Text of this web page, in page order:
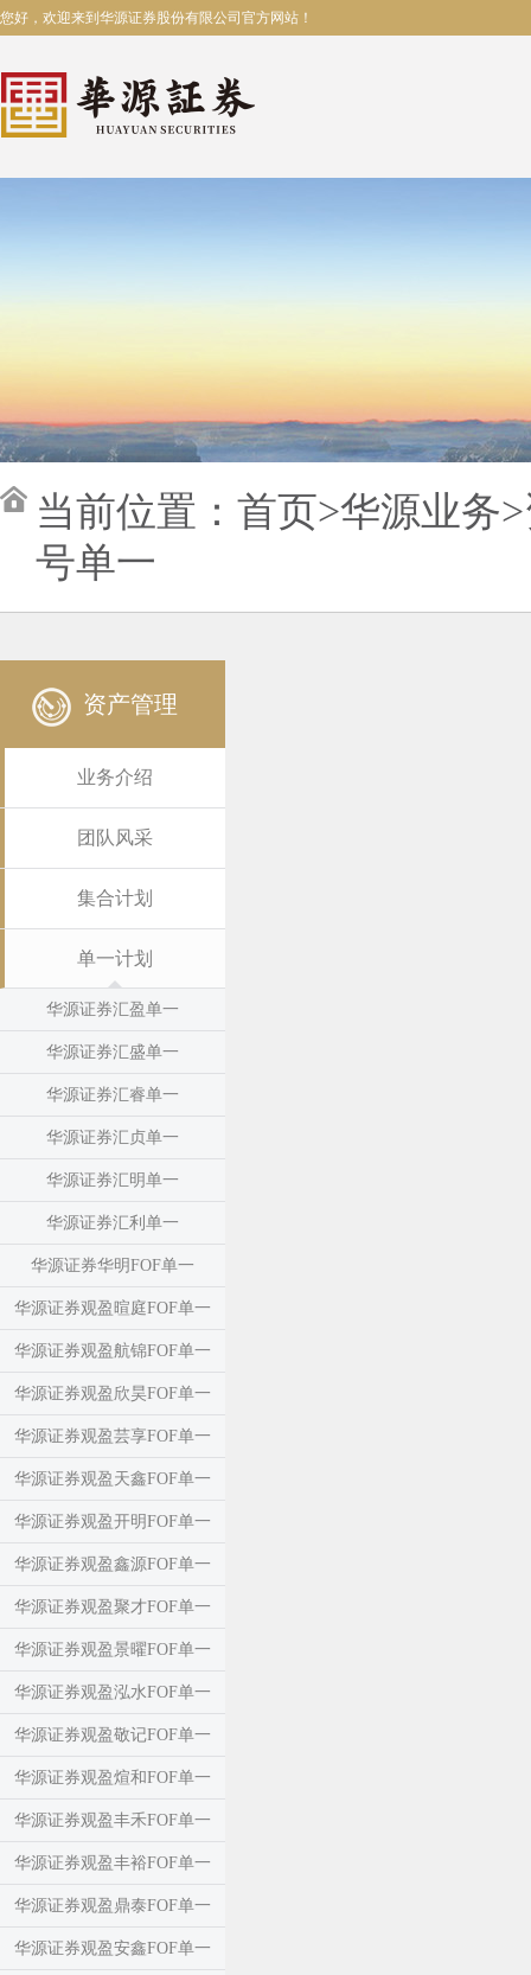
您好，欢迎来到华源证券股份有限公司官方网站！
当前位置： 首页>华源业务>
号单一
资产管理
业务介绍
团队风采
集合计划
单一计划
华源证券汇盈单一
华源证券汇盛单一
华源证券汇睿单一
华源证券汇贞单一
华源证券汇明单一
华源证券汇利单一
华源证券华明FOF单一
华源证券观盈暄庭FOF单一
华源证券观盈航锦FOF单一
华源证券观盈欣昊FOF单一
华源证券观盈芸享FOF单一
华源证券观盈天鑫FOF单一
华源证券观盈开明FOF单一
华源证券观盈鑫源FOF单一
华源证券观盈聚才FOF单一
华源证券观盈景曜FOF单一
华源证券观盈泓水FOF单一
华源证券观盈敬记FOF单一
华源证券观盈煊和FOF单一
华源证券观盈丰禾FOF单一
华源证券观盈丰裕FOF单一
华源证券观盈鼎泰FOF单一
华源证券观盈安鑫FOF单一